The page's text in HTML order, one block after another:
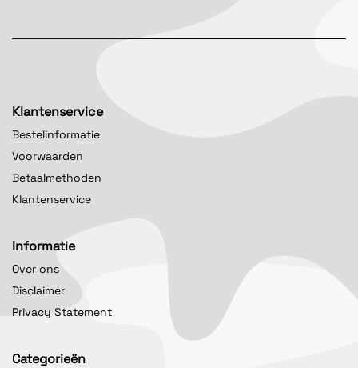
Klantenservice
Bestelinformatie
Voorwaarden
Betaalmethoden
Klantenservice
Informatie
Over ons
Disclaimer
Privacy Statement
Categorieën